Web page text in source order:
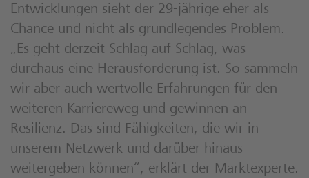
Entwicklungen sieht der 29-jährige eher als
Chance und nicht als grundlegendes Problem.
„Es geht derzeit Schlag auf Schlag, was
durchaus eine Herausforderung ist. So sammeln
wir aber auch wertvolle Erfahrungen für den
weiteren Karriereweg und gewinnen an
Resilienz. Das sind Fähigkeiten, die wir in
unserem Netzwerk und darüber hinaus
weitergeben können“, erklärt der Marktexperte.